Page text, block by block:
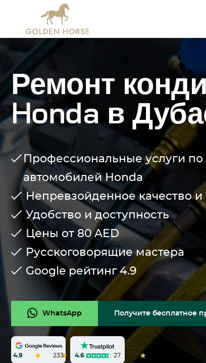
Ремонт
Honda в
Профессиональные услуги
автомобилей Honda
Непревзойденное качество и
Удобство и доступность
Цены от 80 AED
Русскоговорящие мастера
Google рейтинг 4.9
WhatsApp Получите бесплатное
4.9 233 4.6 27